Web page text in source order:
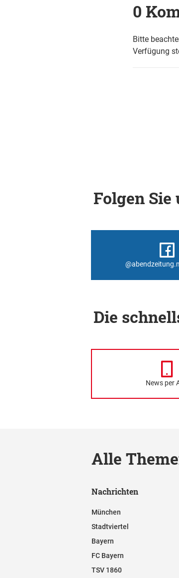
0
Bitte
Verfügung
Folgen Sie
Die
News per
Alle
Nachrichten
München
Stadtviertel
Bayern
FC Bayern
TSV 1860